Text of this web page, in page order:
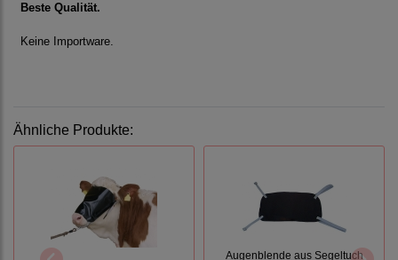
Beste Qualität.
Keine Importware.
Ähnliche Produkte:
Augenblende aus Segeltuch